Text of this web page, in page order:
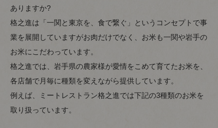
ありますか?
格之進は「一関と東京を、食で繋ぐ」というコンセプトで事
業を展開していますがお肉だけでなく、お米も一関や岩手の
お米にこだわっています。
格之進では、岩手県の農家様が愛情をこめて育てたお米を、
各店舗で月毎に種類を変えながら提供しています。
例えば、ミートレストラン格之進では下記の3種類のお米を
取り扱っています。